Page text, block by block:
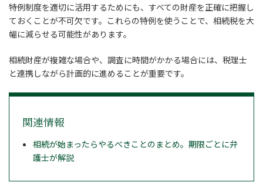
特例制度を適切に活用するためにも、すべての財産を正確に把握し
ておくことが不可欠です。これらの特例を使うことで、相続税を大
幅に減らせる可能性があります。
相続財産が複雑な場合や、調査に時間がかかる場合には、税理士
と連携しながら計画的に進めることが重要です。
関連情報
相続が始まったらやるべきことのまとめ。期限ごとに弁
護士が解説